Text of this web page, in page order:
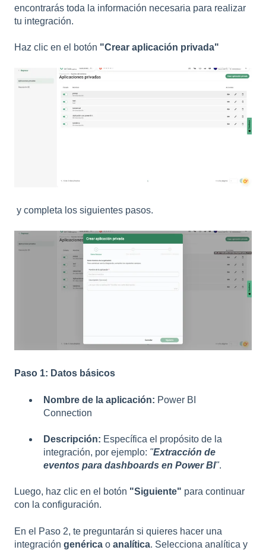
encontrarás toda la información necesaria para realizar
tu integración.
Haz clic en el botón "Crear aplicación privada"
y completa los siguientes pasos.
Paso 1: Datos básicos
Nombre de la aplicación: Power BI
Connection
Descripción: Específica el propósito de la
integración, por ejemplo: "Extracción de
eventos para dashboards en Power BI".
Luego, haz clic en el botón "Siguiente" para continuar
con la configuración.
En el Paso 2, te preguntarán si quieres hacer una
integración genérica o analítica. Selecciona analítica y